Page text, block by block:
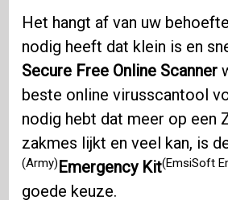
Het hangt af van uw
nodig heeft dat klein is en
Secure Free Online Scanner
beste online virusscantool
nodig hebt dat meer op een
zakmes lijkt en veel kan, is
(Army)Emergency Kit(EmsiSoft
goede keuze.